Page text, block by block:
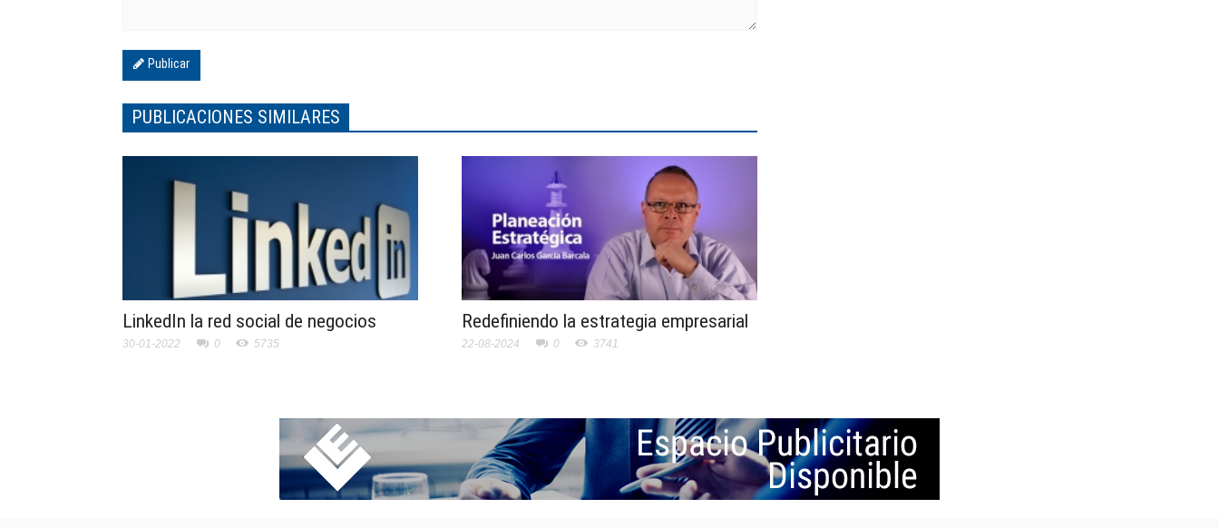
Publicar
PUBLICACIONES SIMILARES
LinkedIn la red social de negocios
30-01-2022 0 5735
Redefiniendo la estrategia empresarial
22-08-2024 0 3741